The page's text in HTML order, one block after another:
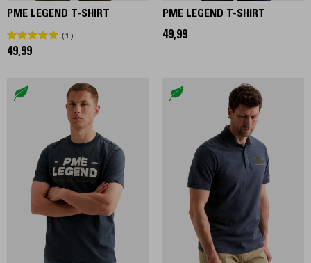
PME LEGEND T-SHIRT
1
49,99
PME LEGEND T-SHIRT
49,99